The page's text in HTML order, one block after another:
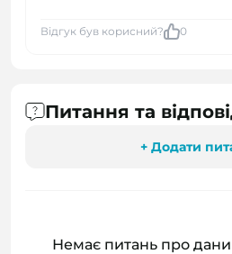
Відгук був корисний? 0
Питання та
+ Додати
Немає питань про